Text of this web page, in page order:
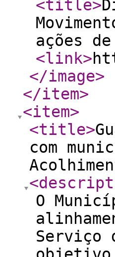
<title>
ações
<link>
</image>
</item>
<item>
<title>
com
O
Serviço